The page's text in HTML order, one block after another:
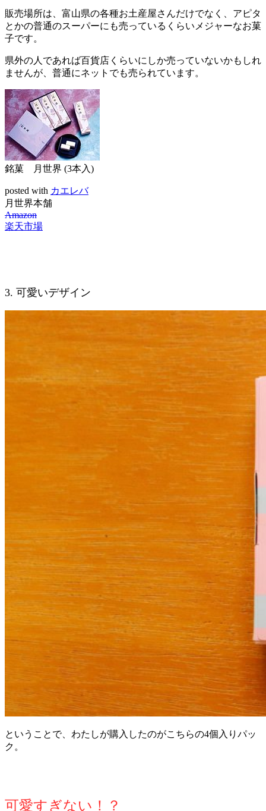
販売場所は、富山県の各種お土産屋さんだけでなく、アピタ
とかの普通のスーパーにも売っているくらいメジャーなお菓
子です。
県外の人であれば百貨店くらいにしか売っていないかもしれ
ませんが、普通にネットでも売られています。
銘菓 月世界 (3本入)
posted with カエレバ
月世界本舗
Amazon
楽天市場
3. 可愛いデザイン
ということで、わたしが購入したのがこちらの4個入りパッ
ク。
可愛すぎない！？